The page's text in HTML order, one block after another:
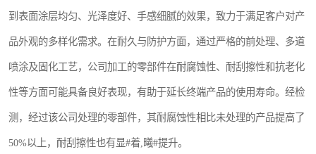
到表面涂层均匀、光泽度好、手感细腻的效果，致力于满足客户对产
品外观的多样化需求。在耐久与防护方面，通过严格的前处理、多道
喷涂及固化工艺，公司加工的零部件在耐腐蚀性、耐刮擦性和抗老化
性等方面可能具备良好表现，有助于延长终端产品的使用寿命。经检
测，经过该公司处理的零部件，其耐腐蚀性相比未处理的产品提高了
50%以上，耐刮擦性也有显#着,曦#提升。